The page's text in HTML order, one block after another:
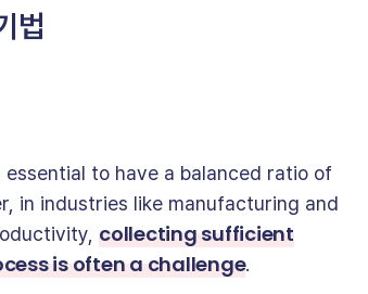
법
to have a balanced ratio of
in industries like manufacturing and
collecting sufficient
is often a challenge.